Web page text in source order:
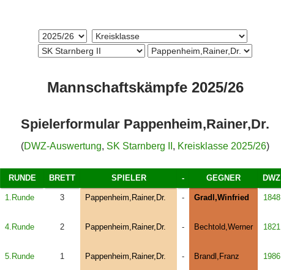
Mannschaftskämpfe 2025/26
Spielerformular Pappenheim,Rainer,Dr.
(DWZ-Auswertung, SK Starnberg II , Kreisklasse 2025/26)
RUNDE BRETT SPIELER - GEGNER DWZ
1.Runde 3 Pappenheim,Rainer,Dr. - Gradl,Winfried 1848
4.Runde 2 Pappenheim,Rainer,Dr. - Bechtold,Werner 1821
5.Runde 1 Pappenheim,Rainer,Dr. - Brandl,Franz 1986